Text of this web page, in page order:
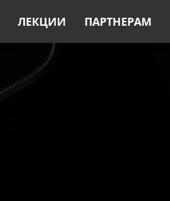
ЛЕКЦИИ ПАРТНЕРАМ